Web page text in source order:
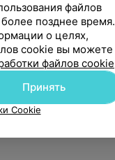
файлов
позднее время.
о целях,
cookie вы можете
файлов cookie
Принять
Cookie